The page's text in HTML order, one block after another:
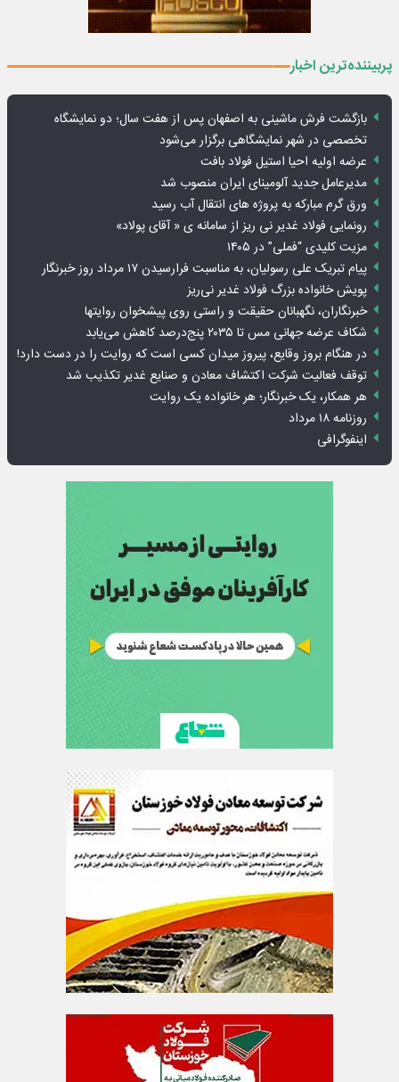
پربیننده‌ترین اخبار
بازگشت فرش ماشینی به اصفهان پس از هفت سال؛ دو نمایشگاه
تخصصی در شهر نمایشگاهی برگزار می‌شود
عرضه اولیه احیا استیل فولاد بافت
مدیرعامل جدید آلومینای ایران منصوب شد
ورق گرم مبارکه به پروژه های انتقال آب رسید
رونمایی فولاد غدیر نی ریز از سامانه ی « آقای پولاد»
مزیت کلیدی “فملی” در ۱۴۰۵
پیام تبریک علی رسولیان، به مناسبت فرارسیدن ۱۷ مرداد روز خبرنگار
پویش خانواده بزرگ فولاد غدیر نی‌ریز
خبرنگاران، نگهبانان حقیقت و راستی روی پیشخوان روایت­ها
شکاف عرضه جهانی مس تا ۲۰۳۵ پنج‌درصد کاهش می‌یابد
در هنگام بروز وقایع، پیروز میدان کسی است که روایت را در دست دارد!
توقف فعالیت شرکت اکتشاف معادن و صنایع غدیر تکذیب شد
هر همکار، یک خبرنگار؛ هر خانواده یک روایت
روزنامه ۱۸ مرداد
اینفوگرافی